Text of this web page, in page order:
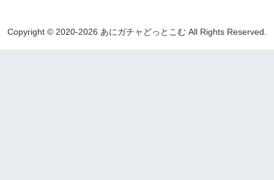
Copyright © 2020-2026 あにガチャどっとこむ All Rights Reserved.